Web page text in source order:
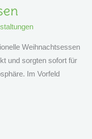
Weihnachtsessen
und sorgten sofort für
Im Vorfeld